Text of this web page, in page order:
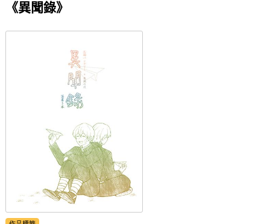
會員功能選單
註冊會員
登入
《異聞錄》